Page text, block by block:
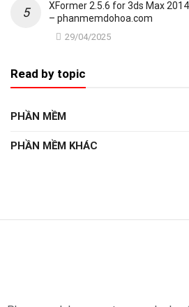
XFormer 2.5.6 for 3ds Max
– phanmemdohoa.com
29/04/2025
Read by topic
PHẦN MỀM
PHẦN MỀM KHÁC